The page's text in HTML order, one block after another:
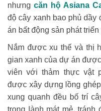
nhưng căn hộ Asiana
độ cây xanh bao phủ
án bất động sản phát
Nắm được xu thế và thị
gian xanh của dự án
viên với thảm thực vật
được xây dựng lồng
xung quanh đều bố trí
trong lành mát mẻ,